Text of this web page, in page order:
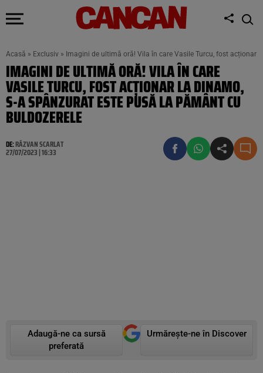
Acasă » Exclusiv » Imagini de ultimă oră! Vila în care Vasile Turcu, fost acționar
IMAGINI DE ULTIMĂ ORĂ! VILA ÎN CARE
VASILE TURCU, FOST ACȚIONAR LA DINAMO,
S-A SPÂNZURAT ESTE PUSĂ LA PĂMÂNT CU
BULDOZERELE
DE:RĂZVAN SCARLAT
27/07/2023 | 16:33
Adaugă-ne ca sursă
preferată
Urmărește-ne în Discover